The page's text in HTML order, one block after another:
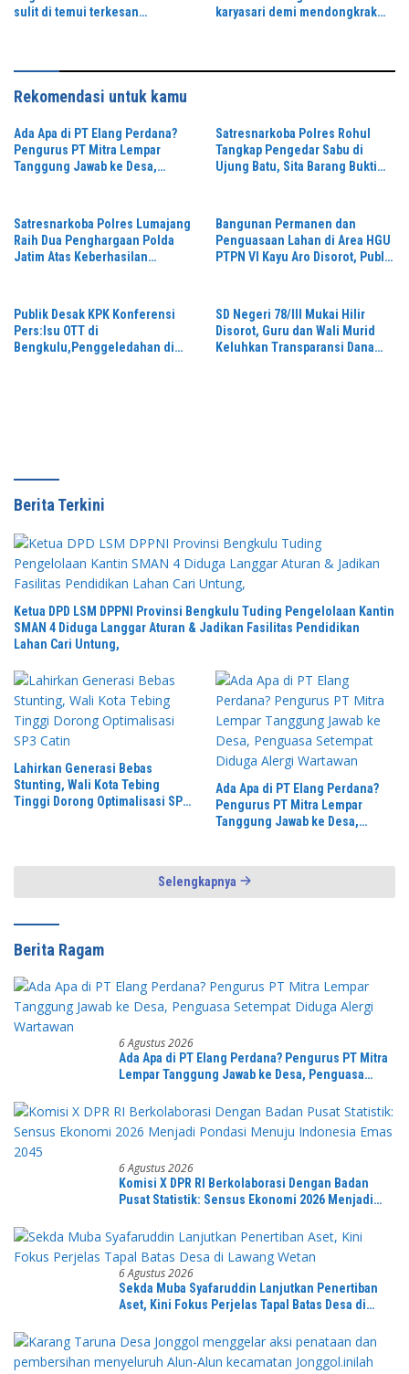
sulit di temui terkesan
karyasari demi mendongkrak
Rekomendasi untuk kamu
Ada Apa di PT Elang Perdana?
Pengurus PT Mitra Lempar
Tanggung Jawab ke Desa,
Satresnarkoba Polres Rohul
Tangkap Pengedar Sabu di
Ujung Batu, Sita Barang Bukti
Satresnarkoba Polres Lumajang
Raih Dua Penghargaan Polda
Jatim Atas Keberhasilan
Bangunan Permanen dan
Penguasaan Lahan di Area HGU
PTPN VI Kayu Aro Disorot, Publik
Publik Desak KPK Konferensi
Pers:Isu OTT di
Bengkulu,Penggeledahan di
SD Negeri 78/III Mukai Hilir
Disorot, Guru dan Wali Murid
Keluhkan Transparansi Dana
Berita Terkini
Ketua DPD LSM DPPNI Provinsi Bengkulu Tuding Pengelolaan Kantin
SMAN 4 Diduga Langgar Aturan & Jadikan Fasilitas Pendidikan
Lahan Cari Untung,
Lahirkan Generasi Bebas
Stunting, Wali Kota Tebing
Tinggi Dorong Optimalisasi SP3
Ada Apa di PT Elang Perdana?
Pengurus PT Mitra Lempar
Tanggung Jawab ke Desa,
Selengkapnya
Berita Ragam
6 Agustus 2026
Ada Apa di PT Elang Perdana? Pengurus PT Mitra
Lempar Tanggung Jawab ke Desa, Penguasa
6 Agustus 2026
Komisi X DPR RI Berkolaborasi Dengan Badan
Pusat Statistik: Sensus Ekonomi 2026 Menjadi
6 Agustus 2026
Sekda Muba Syafaruddin Lanjutkan Penertiban
Aset, Kini Fokus Perjelas Tapal Batas Desa di